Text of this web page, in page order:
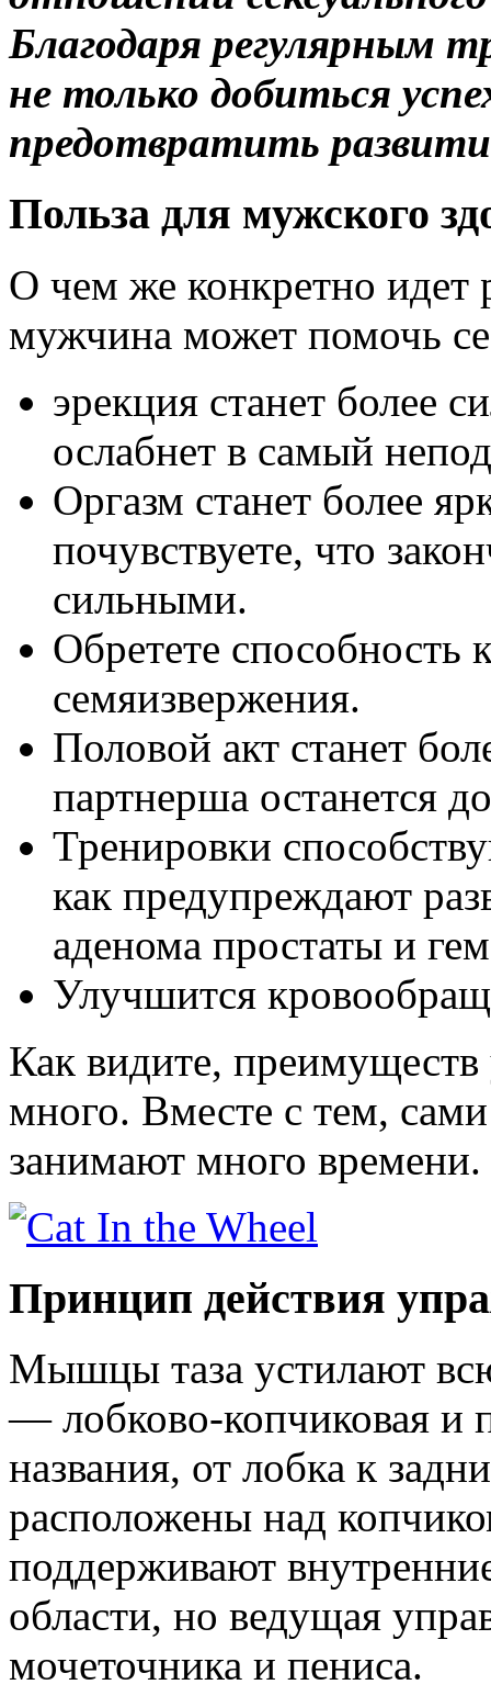
Благодаря регулярным
не только добиться
предотвратить
Польза для мужского
О чем же конкретно идет
мужчина может помочь
эрекция станет более
ослабнет в самый
Оргазм станет более
почувствуете, что
сильными.
Обретете способность
семяизвержения.
Половой акт станет
партнерша останется
Тренировки
как предупреждают
аденома простаты и
Улучшится
Как видите,
много. Вместе с тем,
занимают много времени.
Принцип действия
Мышцы таза устилают
— лобково-копчиковая и
названия, от лобка к
расположены над
поддерживают
области, но ведущая
мочеточника и пениса.